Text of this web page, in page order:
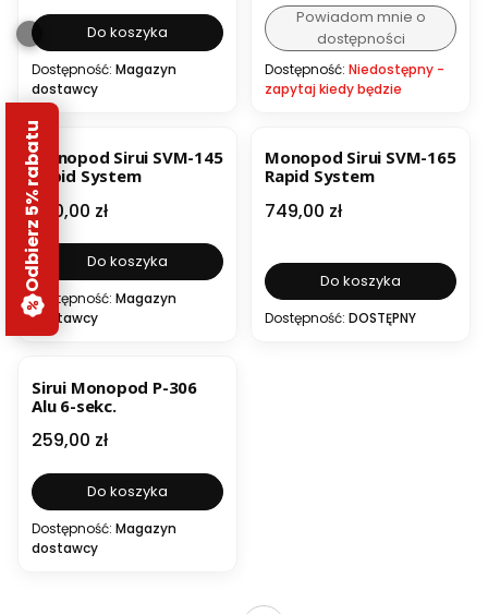
Do koszyka
Dostępność: Magazyn
dostawcy
Powiadom mnie o
dostępności
Dostępność: Niedostępny -
zapytaj kiedy będzie
Monopod Sirui SVM-145
Rapid System
Cena
690,00 zł
Do koszyka
Dostępność: Magazyn
dostawcy
Monopod Sirui SVM-165
Rapid System
Cena
749,00 zł
Do koszyka
Dostępność: DOSTĘPNY
Sirui Monopod P-306
Alu 6-sekc.
Cena
259,00 zł
Do koszyka
Dostępność: Magazyn
dostawcy
Odbierz 5% rabatu